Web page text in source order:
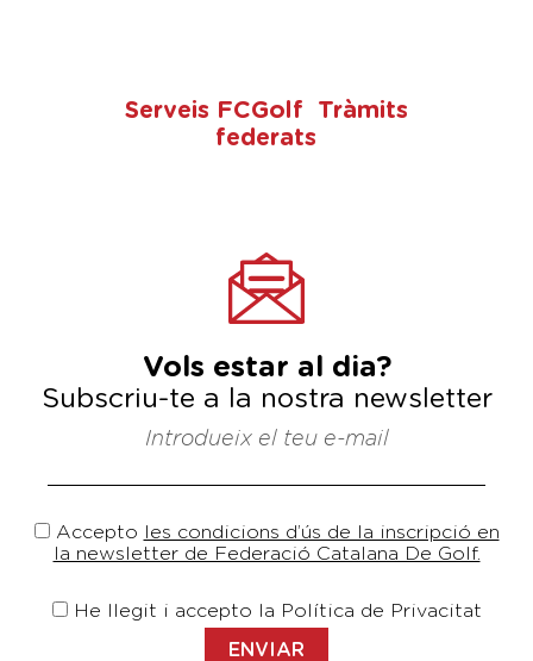
Serveis FCGolf Tràmits
federats
Vols estar al dia?
Subscriu-te a la nostra newsletter
Introdueix el teu e-mail
Accepto les condicions d’ús de la inscripció en
la newsletter de Federació Catalana De Golf.
He llegit i accepto la Política de Privacitat